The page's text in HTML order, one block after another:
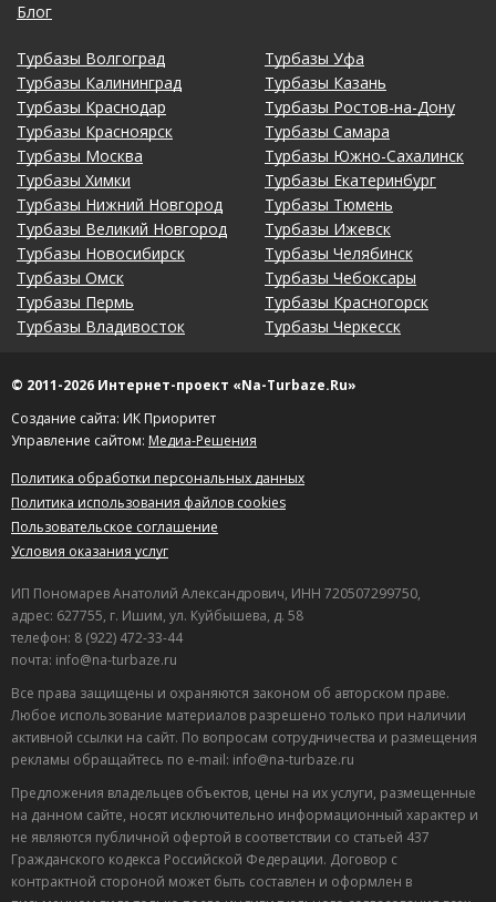
Блог
Турбазы Волгоград
Турбазы Калининград
Турбазы Краснодар
Турбазы Красноярск
Турбазы Москва
Турбазы Химки
Турбазы Нижний Новгород
Турбазы Великий Новгород
Турбазы Новосибирск
Турбазы Омск
Турбазы Пермь
Турбазы Владивосток
Турбазы Уфа
Турбазы Казань
Турбазы Ростов-на-Дону
Турбазы Самара
Турбазы Южно-Сахалинск
Турбазы Екатеринбург
Турбазы Тюмень
Турбазы Ижевск
Турбазы Челябинск
Турбазы Чебоксары
Турбазы Красногорск
Турбазы Черкесск
© 2011-2026 Интернет-проект «Na-Turbaze.Ru»
Создание сайта: ИК Приоритет
Управление сайтом: Медиа-Решения
Политика обработки персональных данных
Политика использования файлов cookies
Пользовательское соглашение
Условия оказания услуг
ИП Пономарев Анатолий Александрович, ИНН 720507299750,
адрес: 627755, г. Ишим, ул. Куйбышева, д. 58
телефон: 8 (922) 472-33-44
почта: info@na-turbaze.ru
Все права защищены и охраняются законом об авторском праве.
Любое использование материалов разрешено только при наличии
активной ссылки на сайт. По вопросам сотрудничества и размещения
рекламы обращайтесь по e-mail: info@na-turbaze.ru
Предложения владельцев объектов, цены на их услуги, размещенные
на данном сайте, носят исключительно информационный характер и
не являются публичной офертой в соответствии со статьей 437
Гражданского кодекса Российской Федерации. Договор с
контрактной стороной может быть составлен и оформлен в